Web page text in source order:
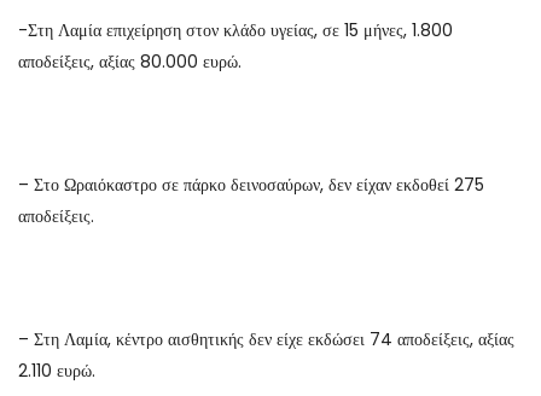
-Στη Λαμία επιχείρηση στον κλάδο υγείας, σε 15 μήνες, 1.800
αποδείξεις, αξίας 80.000 ευρώ.
– Στο Ωραιόκαστρο σε πάρκο δεινοσαύρων, δεν είχαν εκδοθεί 275
αποδείξεις.
– Στη Λαμία, κέντρο αισθητικής δεν είχε εκδώσει 74 αποδείξεις, αξίας
2.110 ευρώ.